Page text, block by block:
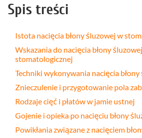
Spis treści
Istota nacięcia błony śluzowej w
Wskazania do nacięcia błony
stomatologicznej
Techniki wykonywania nacięcia
Znieczulenie i przygotowanie pola
Rodzaje cięć i płatów w jamie ustnej
Gojenie i opieka po nacięciu błony
Powikłania związane z nacięciem